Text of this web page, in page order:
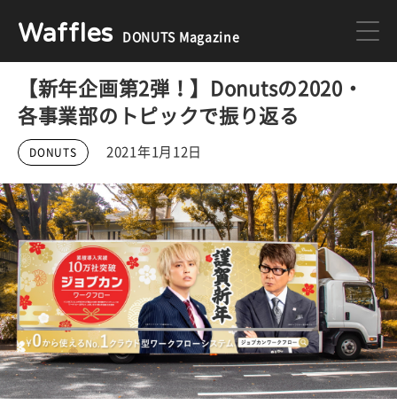
Waffles DONUTS Magazine
DONUTS ジョブカン
ミクチャ
医療 イベント
DONUTSの採用情報はこちら
【新年企画第2弾！】Donutsの2020・
各事業部のトピックで振り返る
DONUTS 2021年1月12日